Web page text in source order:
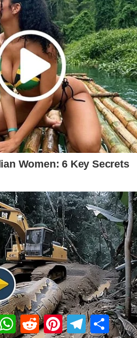
WhatsApp
RedditPinterestTelegram
Share